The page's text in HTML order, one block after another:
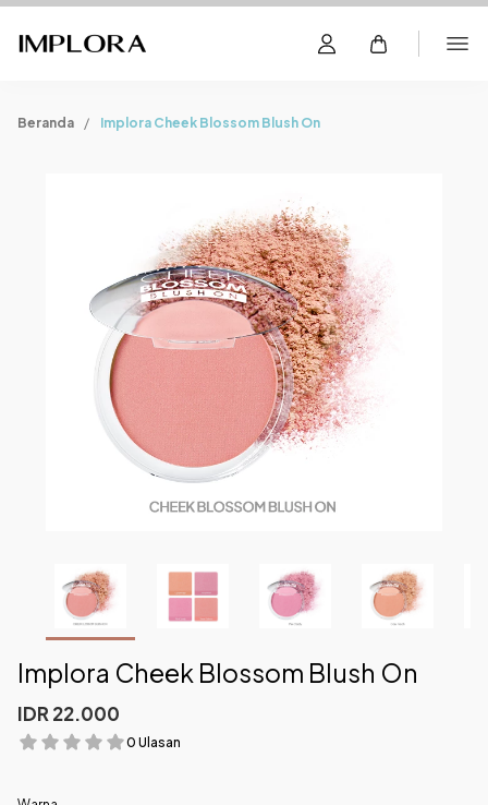
Beranda Implora Cheek Blossom Blush On
Implora Cheek Blossom Blush On
IDR 22.000
0 Ulasan